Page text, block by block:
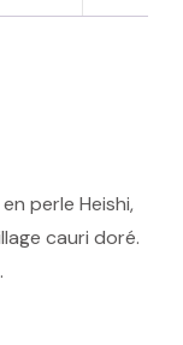
perle Heishi,
cauri doré.